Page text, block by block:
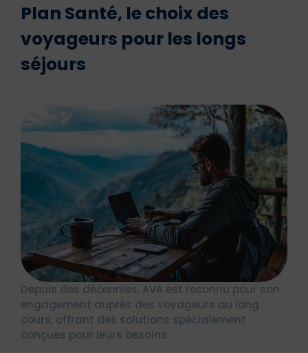
Plan Santé, le choix des
voyageurs pour les longs
séjours
Depuis des décennies, AVA est reconnu pour son
engagement auprès des voyageurs au long
cours, offrant des solutions spécialement
conçues pour leurs besoins.